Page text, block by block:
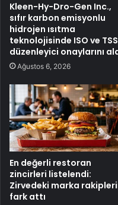
Kleen-Hy-Dro-Gen Inc.,
sıfır karbon emisyonlu
hidrojen ısıtma
teknolojisinde ISO ve
düzenleyici onaylarını
Ağustos 6, 2026
En değerli restoran
zincirleri listelendi:
Zirvedeki marka
fark attı